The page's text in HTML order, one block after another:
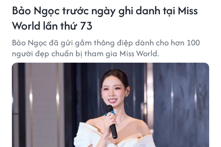
Bảo Ngọc trước ngày ghi danh tại Miss
World lần thứ 73
Bảo Ngọc đã gửi gắm thông điệp dành cho hơn 100
người đẹp chuẩn bị tham gia Miss World.